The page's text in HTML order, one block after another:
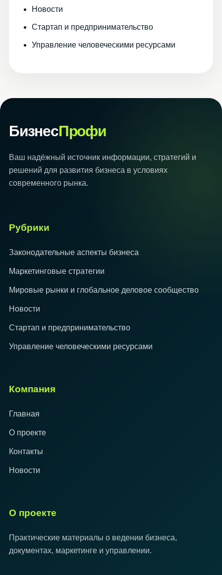
Новости
Стартап и предпринимательство
Управление человеческими ресурсами
БизнесПрофи
Ваш надёжный источник информации, стратегий и
решений для развития бизнеса в условиях
современного рынка.
Рубрики
Законодательные аспекты бизнеса
Маркетинговые стратегии
Мировые рынки и глобальное деловое сообщество
Новости
Стартап и предпринимательство
Управление человеческими ресурсами
Компания
Главная
О проекте
Контакты
Новости
О проекте
Практические материалы о ведении бизнеса,
документах, маркетинге и управлении.